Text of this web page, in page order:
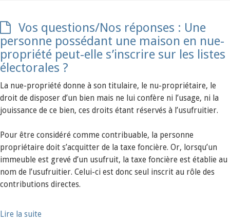
Vos questions/Nos réponses : Une
personne possédant une maison en nue-
propriété peut-elle s’inscrire sur les listes
électorales ?
La nue-propriété donne à son titulaire, le nu-propriétaire, le
droit de disposer d’un bien mais ne lui confère ni l’usage, ni la
jouissance de ce bien, ces droits étant réservés à l’usufruitier.
Pour être considéré comme contribuable, la personne
propriétaire doit s’acquitter de la taxe foncière. Or, lorsqu’un
immeuble est grevé d’un usufruit, la taxe foncière est établie au
nom de l’usufruitier. Celui-ci est donc seul inscrit au rôle des
contributions directes.
Lire la suite